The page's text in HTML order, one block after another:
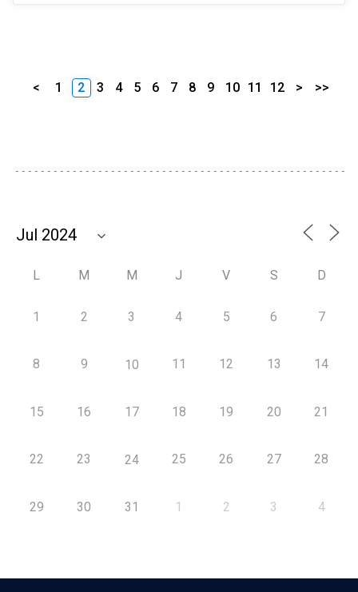
< 1 2 3 4 5 6 7 8 9 10 11 12 > >>
L M M J V S D
1 2 3 4 5 6 7
8 9 10 11 12 13 14
15 16 17 18 19 20 21
22 23 24 25 26 27 28
29 30 31 1 2 3 4